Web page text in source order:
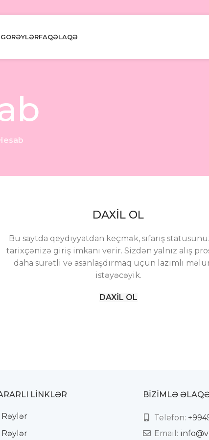
RƏYLƏRFAQƏLAQƏ
DAXIL OL
Bu saytda qeydiyyatdan keçmək, sifariş
tarixçənizə giriş imkanı verir. Sizdən yalnız alış
daha sürətli və asanlaşdırmaq üçün lazımlı
istəyəcəyik.
DAXIL OL
LİNKLƏR
Rəylər
Rəylər
BIZIMLƏ
Telefon:
Email: